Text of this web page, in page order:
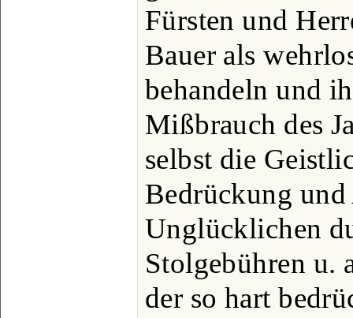
Fürsten und
Bauer als
behandeln und
Mißbrauch des
selbst die
Bedrückung und
Unglücklichen
Stolgebühren u.
der so hart